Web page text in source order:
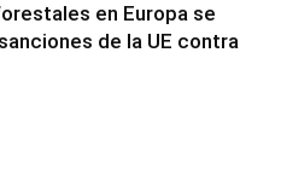
en Europa se
de la UE contra